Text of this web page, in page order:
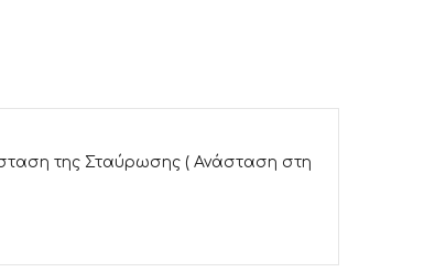
της Σταύρωσης ( Ανάσταση στη